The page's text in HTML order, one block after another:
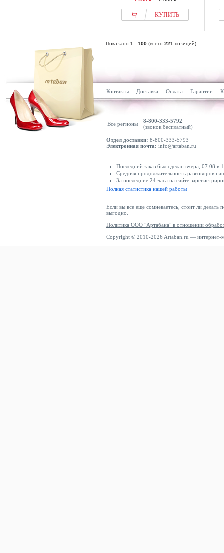
КУПИТЬ
Показано 1 - 100 (всего 221 позиций)
Контакты Доставка Оплата Гарантии
Все регионы
8-800-333-5792
(звонок бесплатный)
Отдел доставки: 8-800-333-5793
Электронная почта: info@artaban.ru
Последний заказ был сделан вчера, 07.08
Средняя продолжительность разговоров
За последние 24 часа на сайте
Полная статистика нашей работы
Если вы все еще сомневаетесь, стоит ли делать
выгодно.
Политика ООО "Артабана" в отношении
Copyright © 2010-2026 Artaban.ru — интернет-